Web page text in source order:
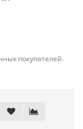
покупателей.